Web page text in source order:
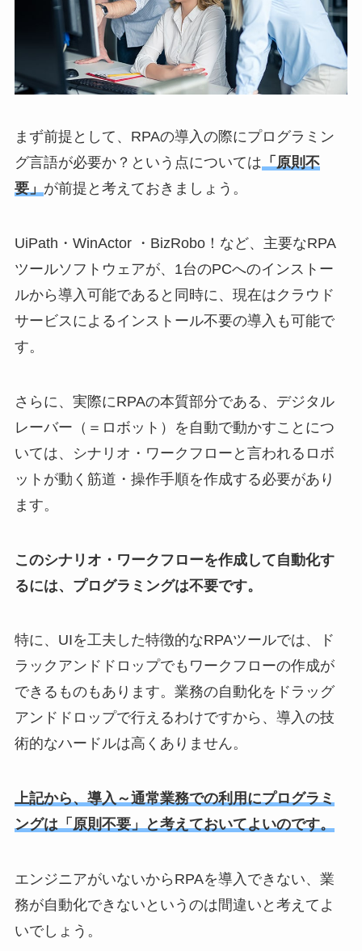
まず前提として、RPAの導入の際にプログラミン
グ言語が必要か？という点については「原則不
要」が前提と考えておきましょう。
UiPath・WinActor ・BizRobo！など、主要なRPA
ツールソフトウェアが、1台のPCへのインストー
ルから導入可能であると同時に、現在はクラウド
サービスによるインストール不要の導入も可能で
す。
さらに、実際にRPAの本質部分である、デジタル
レーバー（＝ロボット）を自動で動かすことにつ
いては、シナリオ・ワークフローと言われるロボ
ットが動く筋道・操作手順を作成する必要があり
ます。
このシナリオ・ワークフローを作成して自動化す
るには、プログラミングは不要です。
特に、UIを工夫した特徴的なRPAツールでは、ド
ラックアンドドロップでもワークフローの作成が
できるものもあります。業務の自動化をドラッグ
アンドドロップで行えるわけですから、導入の技
術的なハードルは高くありません。
上記から、導入～通常業務での利用にプログラミ
ングは「原則不要」と考えておいてよいのです。
エンジニアがいないからRPAを導入できない、業
務が自動化できないというのは間違いと考えてよ
いでしょう。